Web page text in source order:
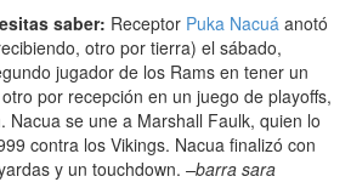
saber: Receptor Puka Nacuá anotó
otro por tierra) el sábado,
jugador de los Rams en tener un
por recepción en un juego de playoffs,
Nacua se une a Marshall Faulk, quien lo
contra los Vikings. Nacua finalizó con
y un touchdown. –barra sara